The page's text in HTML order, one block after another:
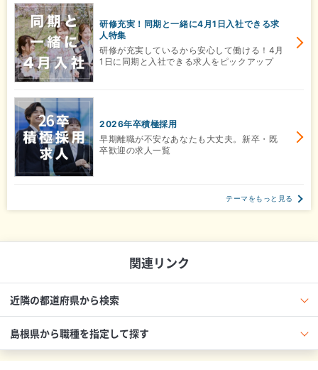
研修充実！同期と一緒に4月1日入社できる求
人特集
研修が充実しているから安心して働ける！4月
1日に同期と入社できる求人をピックアップ
2026年卒積極採用
早期離職が不安なあなたも大丈夫。新卒・既
卒歓迎の求人一覧
テーマをもっと見る
関連リンク
近隣の都道府県から検索
島根県から職種を指定して探す